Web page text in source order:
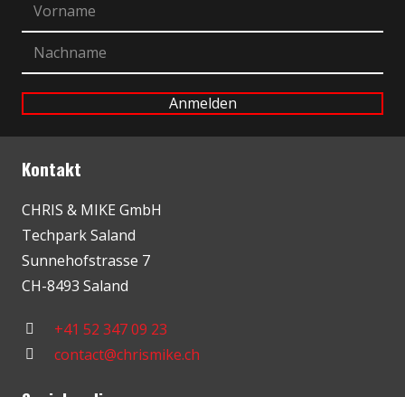
Kontakt
CHRIS & MIKE GmbH
Techpark Saland
Sunnehofstrasse 7
CH-8493 Saland
+41 52 347 09 23
contact@chrismike.ch